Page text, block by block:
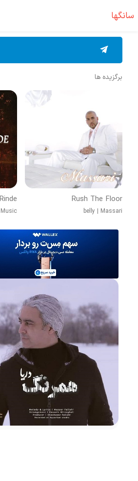
سانگها
برگزیده ها
Rush The Floor
belly | Massari